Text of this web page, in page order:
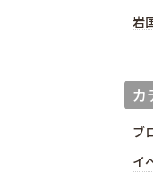
岩
カ
ブ
イ